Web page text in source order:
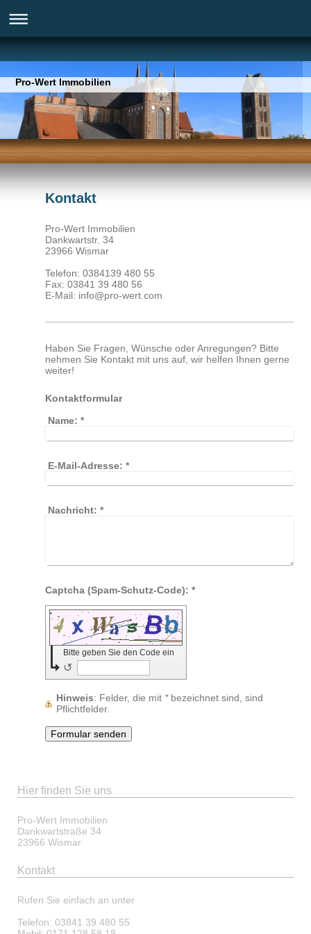
Pro-Wert Immobilien
Kontakt
Pro-Wert Immobilien
Dankwartstr. 34
23966 Wismar
Telefon: 0384139 480 55
Fax: 03841 39 480 56
E-Mail: info@pro-wert.com
Haben Sie Fragen, Wünsche oder Anregungen? Bitte
nehmen Sie Kontakt mit uns auf, wir helfen Ihnen gerne
weiter!
Kontaktformular
Name: *
E-Mail-Adresse: *
Nachricht: *
Captcha (Spam-Schutz-Code): *
Bitte geben Sie den Code ein
↺
Hinweis : Felder, die mit *bezeichnet sind, sind
Pflichtfelder.
Hier finden Sie uns
Pro-Wert Immobilien
Dankwartstraße 34
23966 Wismar
Kontakt
Rufen Sie einfach an unter
Telefon: 03841 39 480 55